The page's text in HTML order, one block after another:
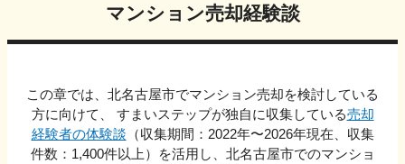
マンション売却経験談
この章では、 北名古屋市でマンション売却を検討している
方に向けて、 すまいステップが独自に収集している売却
経験者の体験談 （収集期間：2022年〜2026年現在、収集
件数： 1,400件以上）を活用し、 北名古屋市でのマンショ